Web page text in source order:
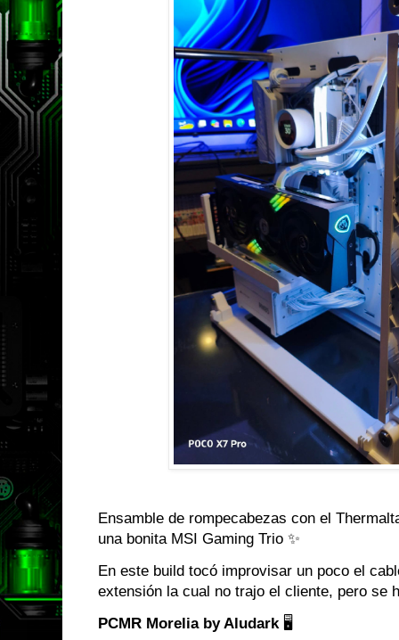
Ensamble de rompecabezas con el
una bonita MSI Gaming Trio ✨
En este build tocó improvisar un poco el
extensión la cual no trajo el cliente, pero se
PCMR Morelia by Aludark🖥️